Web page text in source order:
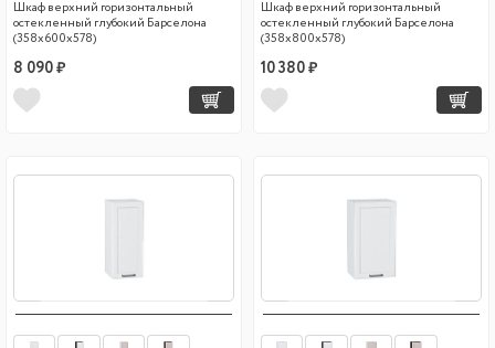
Шкаф верхний горизонтальный
остекленный глубокий Барселона
(358х600х578)
8 090 ₽
Шкаф верхний горизонтальный
остекленный глубокий Барселона
(358х800х578)
10 380 ₽